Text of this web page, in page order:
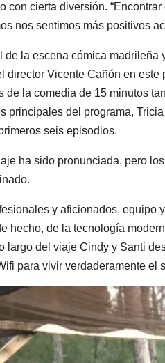
con cierta diversión.
nos sentimos más positivos
de la escena cómica
director Vicente Cañón en
la comedia de 15 minutos
principales del programa,
seis episodios.
ha sido pronunciada, pero
y aficionados, equipo
hecho, de la tecnología
largo del viaje Cindy y Santi
para vivir verdaderamente el